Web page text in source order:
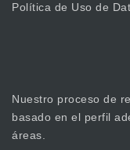
Política de Uso de
Nuestro proceso de
basado en el perfil
áreas.